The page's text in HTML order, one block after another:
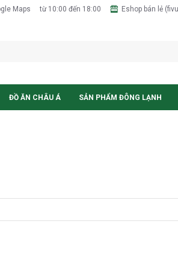
Maps từ 10:00 đến 18:00 Eshop bán lẻ
ĐỒ ĂN CHÂU Á SẢN PHẨM ĐÔNG LẠNH